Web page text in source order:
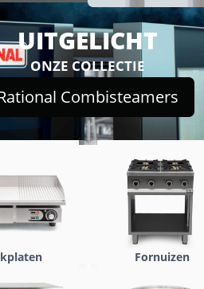
UITGELICHT
ONZE COLLECTIE
Combisteamers
Fornuizen